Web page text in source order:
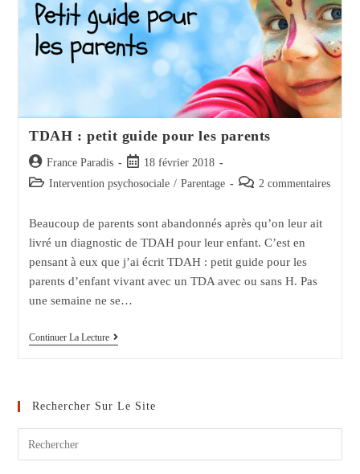
Ils
En
Ont
Besoin
?
TDAH : petit guide pour les parents
Auteur/autrice
de
France Paradis
Post
published:
18 février 2018
Post Intervention psychosociale / Parentage
Post 2 commentaires
Beaucoup de parents sont abandonnés après qu’on leur ait
livré un diagnostic de TDAH pour leur enfant. C’est en
pensant à eux que j’ai écrit TDAH : petit guide pour les
parents d’enfant vivant avec un TDA avec ou sans H. Pas
une semaine ne se…
Continuer La LectureTDAH
Les
Rechercher Sur Le Site